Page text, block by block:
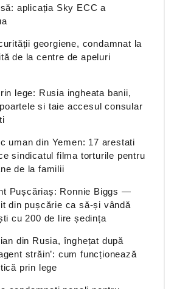
aplicația Sky ECC a
georgiene, condamnat la
de la centre de apeluri
lege: Rusia ingheata banii,
si taie accesul consular
uman din Yemen: 17 arestati
sindicatul filma torturile pentru
de la familii
Pușcăriaș: Ronnie Biggs —
din pușcărie ca să-și vândă
cu 200 de lire ședința
din Rusia, înghețat după
străin’: cum funcționează
prin lege